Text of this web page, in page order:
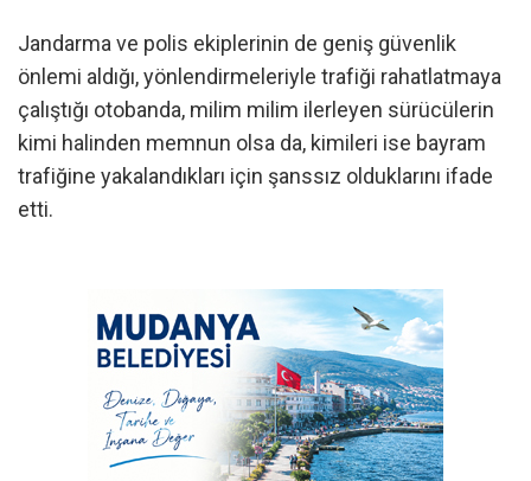
Jandarma ve polis ekiplerinin de geniş güvenlik
önlemi aldığı, yönlendirmeleriyle trafiği rahatlatmaya
çalıştığı otobanda, milim milim ilerleyen sürücülerin
kimi halinden memnun olsa da, kimileri ise bayram
trafiğine yakalandıkları için şanssız olduklarını ifade
etti.